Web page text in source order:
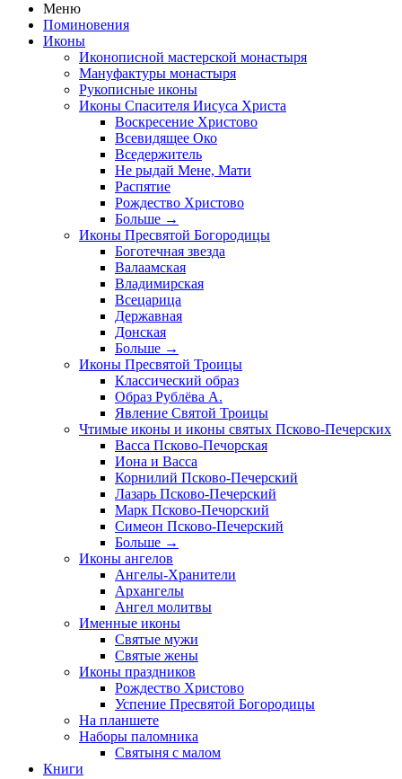
Меню
Поминовения
Иконы
Иконописной мастерской монастыря
Мануфактуры монастыря
Рукописные иконы
Иконы Спасителя Иисуса Христа
Воскресение Христово
Всевидящее Око
Вседержитель
Не рыдай Мене, Мати
Распятие
Рождество Христово
Больше →
Иконы Пресвятой Богородицы
Боготечная звезда
Валаамская
Владимирская
Всецарица
Державная
Донская
Больше →
Иконы Пресвятой Троицы
Классический образ
Образ Рублёва А.
Явление Святой Троицы
Чтимые иконы и иконы святых Псково-Печерских
Васса Псково-Печорская
Иона и Васса
Корнилий Псково-Печерский
Лазарь Псково-Печерский
Марк Псково-Печорский
Симеон Псково-Печерский
Больше →
Иконы ангелов
Ангелы-Хранители
Архангелы
Ангел молитвы
Именные иконы
Святые мужи
Святые жены
Иконы праздников
Рождество Христово
Успение Пресвятой Богородицы
На планшете
Наборы паломника
Святыня с малом
Книги